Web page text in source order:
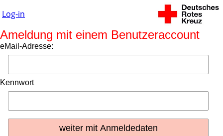
Log-in
Ameldung mit einem Benutzeraccount
eMail-Adresse:
Kennwort